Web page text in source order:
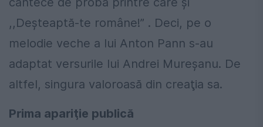
,,Deşteaptă-te române!” . Deci, pe o
melodie veche a lui Anton Pann s-au
adaptat versurile lui Andrei Mureşanu. De
altfel, singura valoroasă din creaţia sa.
Prima apariţie publică